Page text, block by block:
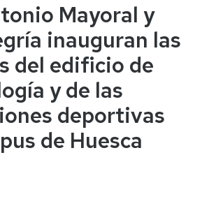
Mayoral y
inauguran las
del edificio de
y de las
deportivas
de Huesca